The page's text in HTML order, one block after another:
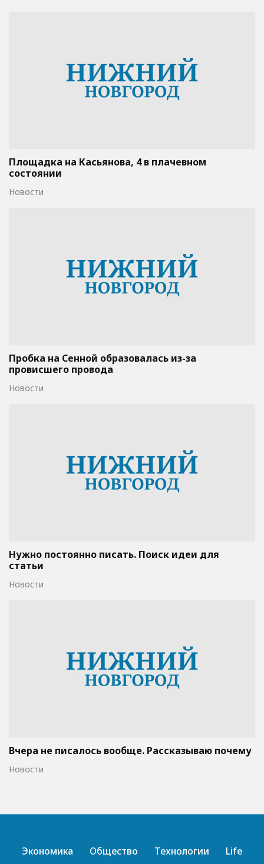
Площадка на Касьянова, 4 в плачевном
состоянии
Новости
Пробка на Сенной образовалась из-за
провисшего провода
Новости
Нужно постоянно писать. Поиск идеи для
статьи
Новости
Вчера не писалось вообще. Рассказываю почему
Новости
Экономика Общество Технологии Life